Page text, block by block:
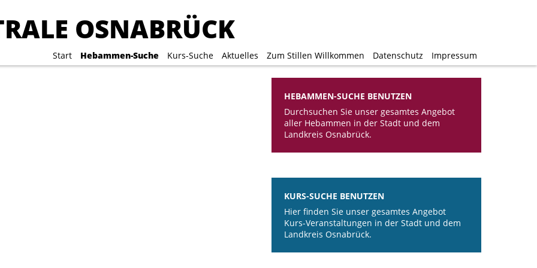
OSNABRÜCK
Start Hebammen-Suche Kurs-Suche Aktuelles Zum Stillen Willkommen Datenschutz Impressum
OSNABRÜCK
Start Hebammen-Suche Kurs-Suche Aktuelles Zum Stillen Willkommen Datenschutz Impressum
HEBAMMEN-SUCHE BENUTZEN
Durchsuchen Sie unser gesamtes Angebot
aller Hebammen in der Stadt und dem
Landkreis Osnabrück.
KURS-SUCHE BENUTZEN
Hier finden Sie unser gesamtes Angebot
Kurs-Veranstaltungen in der Stadt und dem
Landkreis Osnabrück.